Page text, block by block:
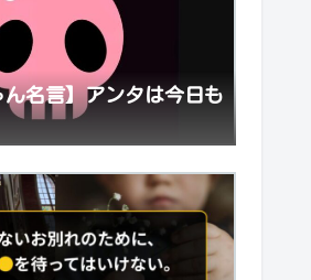
ん名言】アンタは今日も